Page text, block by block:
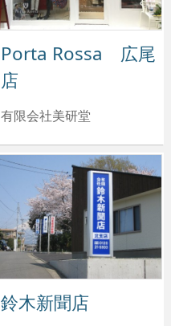
Porta Rossa 広尾
店
有限会社美研堂
鈴木新聞店